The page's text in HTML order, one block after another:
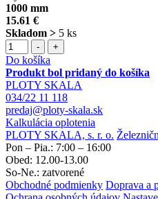
1000 mm
15.61 €
Skladom > 5 ks
- +
Do košíka
Produkt bol pridaný do košíka
PLOTY SKALA
034/22 11 118
predaj@ploty-skala.sk
Kalkulácia oplotenia
PLOTY SKALA, s. r. o.
Pon – Pia.: 7:00 – 16:00
Obed: 12.00-13.00
So-Ne.: zatvorené
Obchodné podmienky Doprava a